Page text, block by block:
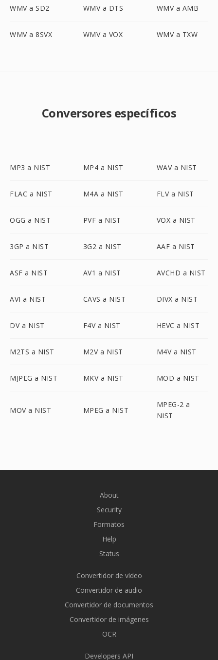
WMV a SD2 WMV a DTS WMV a AMB
WMV a 8SVX WMV a VOX WMV a TXW
Conversores específicos
MP3 a NIST MP4 a NIST WAV a NIST
FLAC a NIST M4A a NIST FLV a NIST
OGG a NIST PVF a NIST VOX a NIST
3GP a NIST 3G2 a NIST AAF a NIST
ASF a NIST AV1 a NIST AVCHD a NIST
AVI a NIST CAVS a NIST DIVX a NIST
DV a NIST F4V a NIST HEVC a NIST
M2TS a NIST M2V a NIST M4V a NIST
MJPEG a NIST MKV a NIST MOD a NIST
MOV a NIST MPEG a NIST
MPEG-2 a
NIST
About
Security
Formatos
Help
Status
Convertidor de vídeo
Convertidor de audio
Convertidor de documentos
Convertidor de imágenes
OCR
Developers API